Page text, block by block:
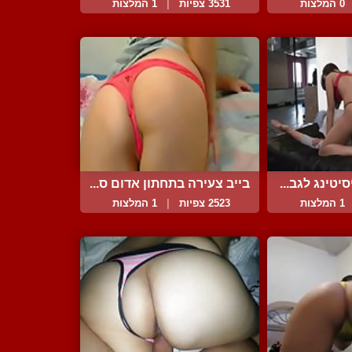
0 המלצות 3531 צפיות 1 המלצות
לגב...
1 המלצות
בייב צעירה בתחתון אדום ס...
2523 צפיות 1 המלצות